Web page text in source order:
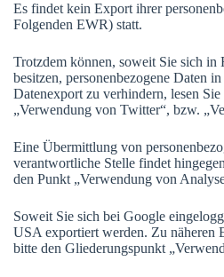
Es findet kein Export ihrer
Folgenden EWR) statt.
Trotzdem können, soweit Sie sich
besitzen, personenbezogene Daten
Datenexport zu verhindern, lesen
„Verwendung von Twitter“, bzw.
Eine Übermittlung von
verantwortliche Stelle findet
den Punkt „Verwendung von
Soweit Sie sich bei Google
USA exportiert werden. Zu näheren
bitte den Gliederungspunkt